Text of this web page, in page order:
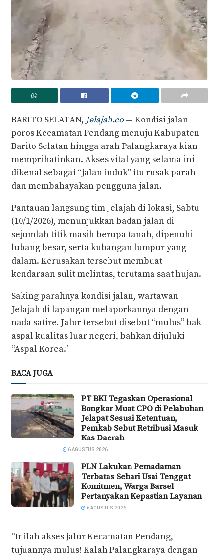
BARITO SELATAN, Jelajah.co— Kondisi jalan
poros Kecamatan Pendang menuju Kabupaten
Barito Selatan hingga arah Palangkaraya kian
memprihatinkan. Akses vital yang selama ini
dikenal sebagai “jalan induk” itu rusak parah
dan membahayakan pengguna jalan.
Pantauan langsung tim Jelajah di lokasi, Sabtu
(10/1/2026), menunjukkan badan jalan di
sejumlah titik masih berupa tanah, dipenuhi
lubang besar, serta kubangan lumpur yang
dalam. Kerusakan tersebut membuat
kendaraan sulit melintas, terutama saat hujan.
Saking parahnya kondisi jalan, wartawan
Jelajah di lapangan melaporkannya dengan
nada satire. Jalur tersebut disebut “mulus” bak
aspal kualitas luar negeri, bahkan dijuluki
“Aspal Korea.”
BACA JUGA
PT BKI Tegaskan Operasional
Bongkar Muat CPO di Pelabuhan
Jelapat Sesuai Ketentuan,
Pemkab Sebut Retribusi Masuk
Kas Daerah
6 AGUSTUS 2026
PLN Lakukan Pemadaman
Terbatas Sehari Usai Tenggat
Komitmen, Warga Barsel
Pertanyakan Kepastian Layanan
6 AGUSTUS 2026
“Inilah akses jalur Kecamatan Pendang,
tujuannya mulus! Kalah Palangkaraya dengan